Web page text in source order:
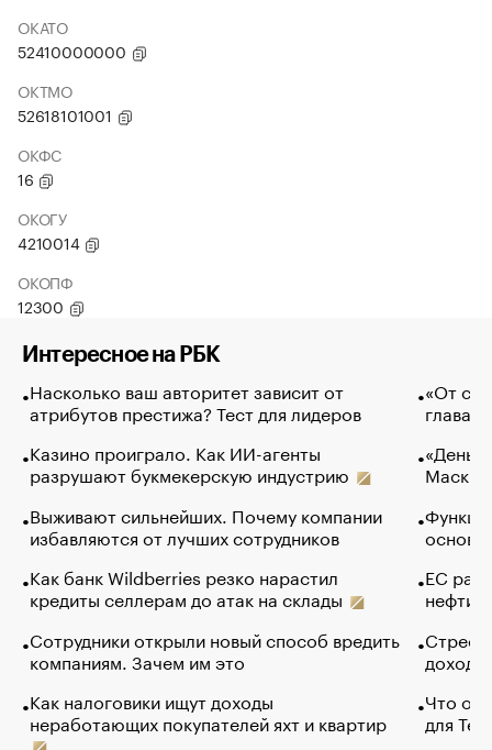
ОКАТО
52410000000
ОКТМО
52618101001
ОКФС
16
ОКОГУ
4210014
ОКОПФ
12300
Интересное на РБК
Насколько ваш авторитет зависит от
атрибутов престижа? Тест для лидеров
Казино проиграло. Как ИИ-агенты
разрушают букмекерскую индустрию
Выживают сильнейших. Почему компании
избавляются от лучших сотрудников
Как банк Wildberries резко нарастил
кредиты селлерам до атак на склады
Сотрудники открыли новый способ вредить
компаниям. Зачем им это
Как налоговики ищут доходы
неработающих покупателей яхт и квартир
«От
глава
Маск в
основ
ЕС
нефти
Что
для